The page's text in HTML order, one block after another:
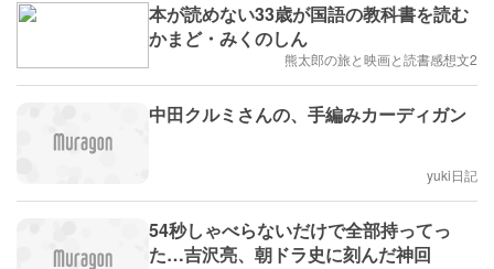
本が読めない33歳が国語の教科書を読む
かまど・みくのしん
熊太郎の旅と映画と読書感想文2
中田クルミさんの、手編みカーディガン
yuki日記
54秒しゃべらないだけで全部持ってっ
た…吉沢亮、朝ドラ史に刻んだ神回